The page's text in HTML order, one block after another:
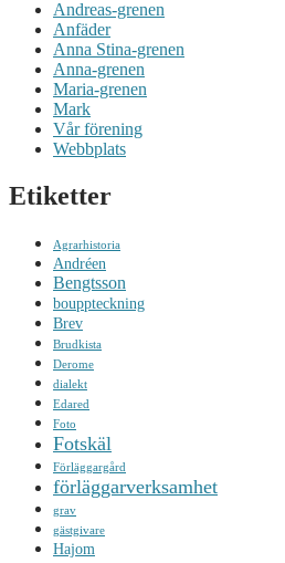
Andreas-grenen
Anfäder
Anna Stina-grenen
Anna-grenen
Maria-grenen
Mark
Vår förening
Webbplats
Etiketter
Agrarhistoria
Andréen
Bengtsson
bouppteckning
Brev
Brudkista
Derome
dialekt
Edared
Foto
Fotskäl
Förläggargård
förläggarverksamhet
grav
gästgivare
Hajom